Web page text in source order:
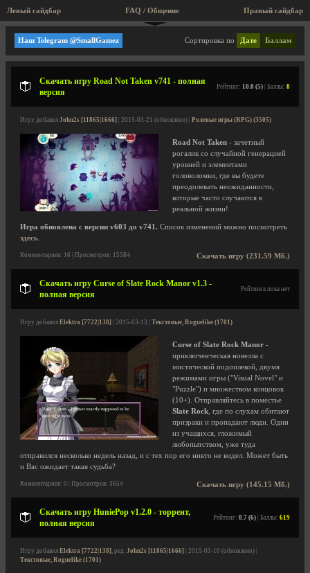
Левый сайдбар FAQ / Общение
Текстовые, Roguelike
Сортировка по Дате Баллам
Наш Telegram @SmallGamez
Скачать игру Road Not Taken v741 - полная
версия
Рейтинг: 10.0 (5) | Баллы: 8
Игру добавил John2s [11865|1666] | 2015-03-21 (обновлено) | Ролевые игры (RPG) (3505)
Road Not Taken - зачетный
рогалик со случайной генерацией
уровней и элементами
головоломки, где вы будете
преодолевать неожиданности,
которые часто случаются в
реальной жизни!
Игра обновлена с версии v603 до v741. Список изменений можно посмотреть
здесь
Скачать игру (231.59 Мб.)
Комментариев: 16 | Просмотров: 15584
Скачать игру Curse of Slate Rock Manor v1.3 -
полная версия
Рейтинга пока нет
Игру добавил Elektra [7722|138] | 2015-03-13 | Текстовые, Roguelike (1701)
Curse of Slate Rock Manor -
приключенческая новелла с
мистической подоплекой, двумя
режимами игры ("Visual Novel" и
"Puzzle") и множеством концовок
(10+). Отправляйтесь в поместье
Slate Rock , где по слухам обитают
призраки и пропадают люди. Один
из учащихся, гложимый
любопытством, уже туда
отправился несколько недель назад, и с тех пор его никто не видел. Может быть
и Вас ожидает такая судьба?
Скачать игру (145.15 Мб.)
Комментариев: 0 | Просмотров: 3654
Скачать игру HuniePop v1.2.0 - торрент,
полная версия
Рейтинг: 8.7 (6) | Баллы: 619
Игру добавил Elektra [7722|138], ред. John2s [11865|1666] | 2015-03-10 (обновлено) |
Текстовые, Roguelike (1701)